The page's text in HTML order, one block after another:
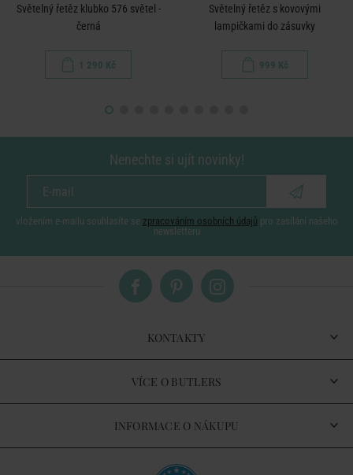
Světelný řetěz klubko 576 světel -
černá
1 290 Kč
Světelný řetěz s kovovými
lampičkami do zásuvky
999 Kč
Nenechte si ujít novinky!
vložením e-mailu souhlasíte se zpracováním osobních údajů pro zasílání našeho
newsletteru
KONTAKTY
VÍCE O BUTLERS
INFORMACE O NÁKUPU